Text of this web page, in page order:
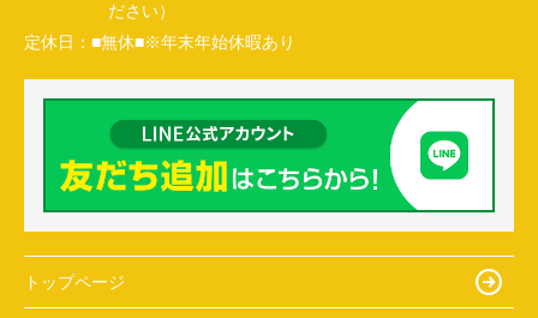
ださい）
定休日： ■無休■※年末年始休暇あり
トップページ